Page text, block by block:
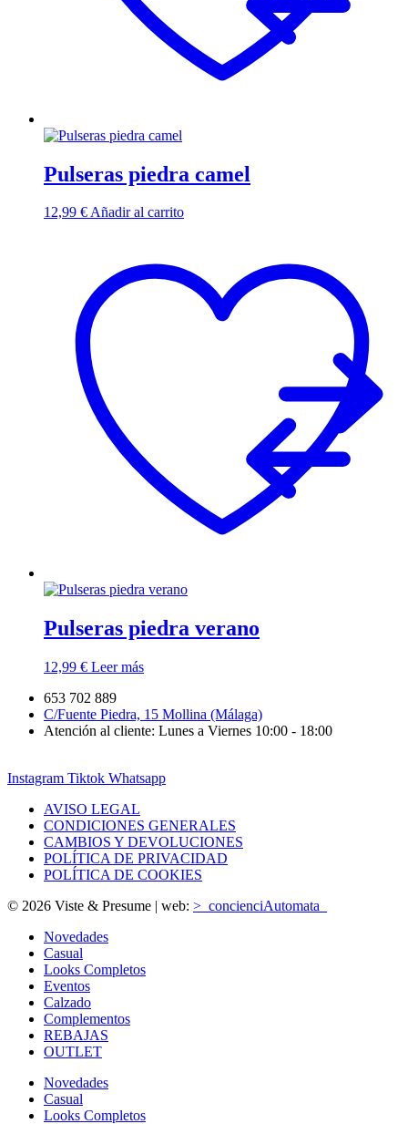
Pulseras piedra camel
12,99 €Añadir al carrito
Pulseras piedra verano
12,99 € Leer más
653 702 889
C/Fuente Piedra, 15 Mollina (Málaga)
Atención al cliente: Lunes a Viernes 10:00 - 18:00
Instagram Tiktok Whatsapp
AVISO LEGAL
CONDICIONES GENERALES
CAMBIOS Y DEVOLUCIONES
POLÍTICA DE PRIVACIDAD
POLÍTICA DE COOKIES
© 2026 Viste & Presume | web: >_concienciAutomata_
Novedades
Casual
Looks Completos
Eventos
Calzado
Complementos
REBAJAS
OUTLET
Novedades
Casual
Looks Completos